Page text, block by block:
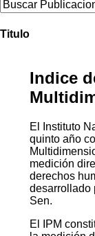
Titulo
Indice
El Instituto
quinto año
medición
derechos
desarrollado
Sen.
El IPM